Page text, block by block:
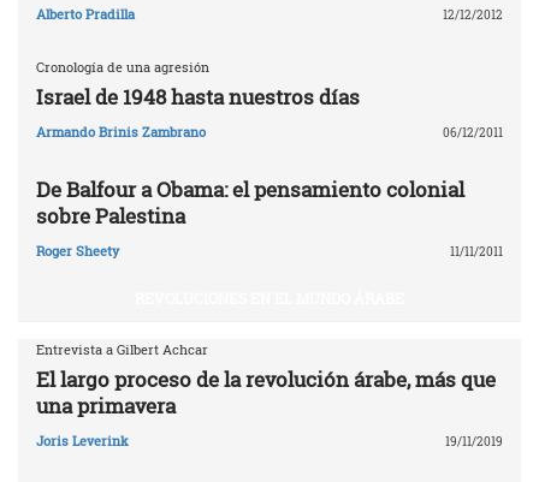
Alberto Pradilla 12/12/2012
Cronología de una agresión
Israel de 1948 hasta nuestros días
Armando Brinis Zambrano 06/12/2011
De Balfour a Obama: el pensamiento colonial
sobre Palestina
Roger Sheety 11/11/2011
Entrevista a Gilbert Achcar
El largo proceso de la revolución árabe, más que
una primavera
Joris Leverink 19/11/2019